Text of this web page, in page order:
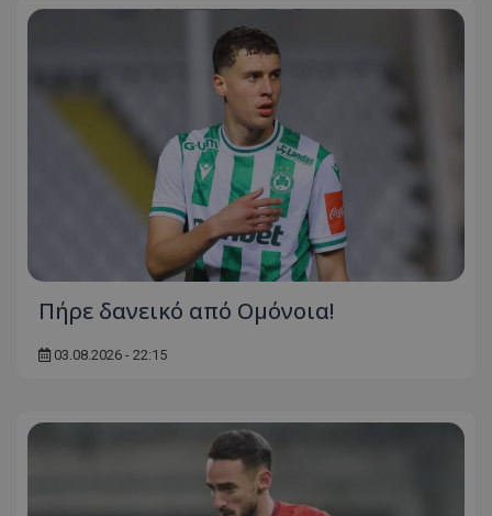
Πήρε δανεικό από Ομόνοια!
03.08.2026 - 22:15